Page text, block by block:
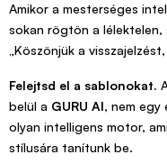
Amikor a mesterséges
sokan rögtön a
„Köszönjük a
Felejtsd el a sablonokat.
belül a GURU AI, nem egy
olyan intelligens motor,
stílusára tanítunk be.